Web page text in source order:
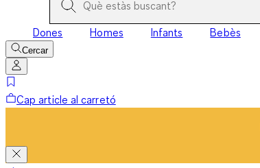
Dones Homes Infants Bebès
Cercar
Cap article al carretó